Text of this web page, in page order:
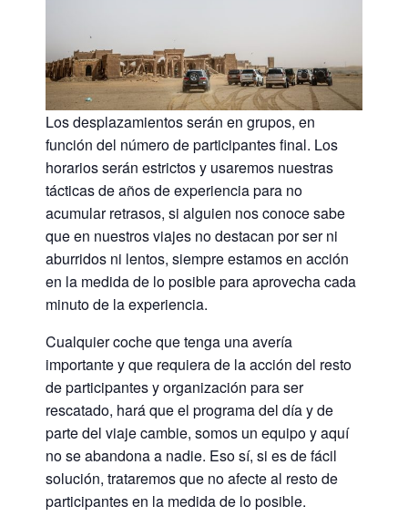
Los desplazamientos serán en grupos, en
función del número de participantes final. Los
horarios serán estrictos y usaremos nuestras
tácticas de años de experiencia para no
acumular retrasos, si alguien nos conoce sabe
que en nuestros viajes no destacan por ser ni
aburridos ni lentos, siempre estamos en acción
en la medida de lo posible para aprovecha cada
minuto de la experiencia.
Cualquier coche que tenga una avería
importante y que requiera de la acción del resto
de participantes y organización para ser
rescatado, hará que el programa del día y de
parte del viaje cambie, somos un equipo y aquí
no se abandona a nadie. Eso sí, si es de fácil
solución, trataremos que no afecte al resto de
participantes en la medida de lo posible.